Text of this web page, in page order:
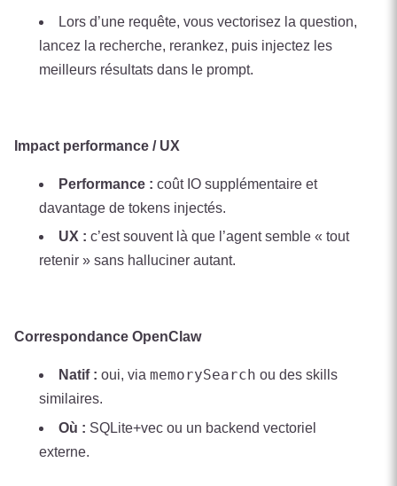
Lors d’une requête, vous vectorisez la question,
lancez la recherche, rerankez, puis injectez les
meilleurs résultats dans le prompt.
Impact performance / UX
Performance : coût IO supplémentaire et
davantage de tokens injectés.
UX : c’est souvent là que l’agent semble « tout
retenir » sans halluciner autant.
Correspondance OpenClaw
Natif : oui, via memorySearch ou des skills
similaires.
Où : SQLite+vec ou un backend vectoriel
externe.